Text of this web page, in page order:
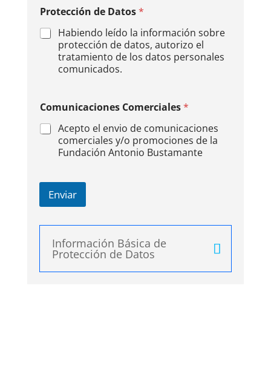
Protección de Datos*
Habiendo leído la información sobre
protección de datos, autorizo el
tratamiento de los datos personales
comunicados.
Comunicaciones Comerciales*
Acepto el envio de comunicaciones
comerciales y/o promociones de la
Fundación Antonio Bustamante
Enviar
r
Información Básica de
Protección de Datos